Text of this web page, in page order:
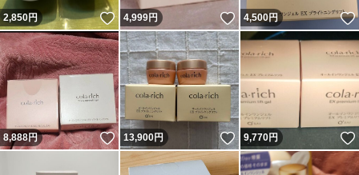
2,850円 いいね！
4,999円 いいね！
4,500円
8,888円 いいね！
13,900円 いいね！
9,770円